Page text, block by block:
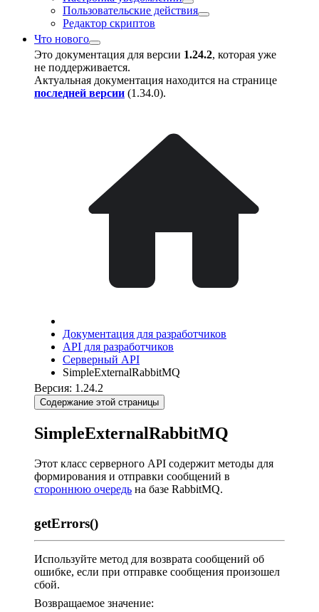
Пользовательские действия
Редактор скриптов
Что нового
Это документация для версии 1.24.2, которая уже
не поддерживается.
Актуальная документация находится на странице
последней версии (1.34.0).
Документация для разработчиков
API для разработчиков
Серверный API
SimpleExternalRabbitMQ
Версия: 1.24.2
Содержание этой страницы
SimpleExternalRabbitMQ
Этот класс серверного API содержит методы для
формирования и отправки сообщений в
стороннюю очередь на базе RabbitMQ.
getErrors()
Используйте метод для возврата сообщений об
ошибке, если при отправке сообщения произошел
сбой.
Возвращаемое значение: